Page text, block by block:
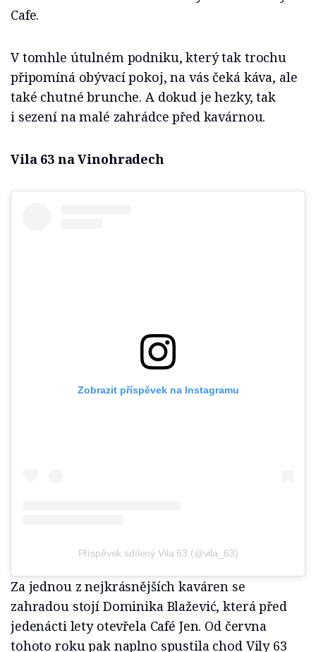
Cafe.
V tomhle útulném podniku, který tak trochu
připomíná obývací pokoj, na vás čeká káva, ale
také chutné brunche. A dokud je hezky, tak
i sezení na malé zahrádce před kavárnou.
Vila 63 na Vinohradech
Zobrazit příspěvek na Instagramu
Příspěvek sdílený Vila 63 (@vila_63)
Za jednou z nejkrásnějších kaváren se
zahradou stojí Dominika Blažević, která před
jedenácti lety otevřela Café Jen. Od června
tohoto roku pak naplno spustila chod Vily 63